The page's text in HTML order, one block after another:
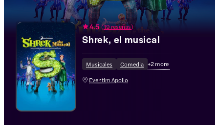
4.5 (19 reseñas)
Shrek, el musical
Musicales Comedia +2more
Eventim Apollo